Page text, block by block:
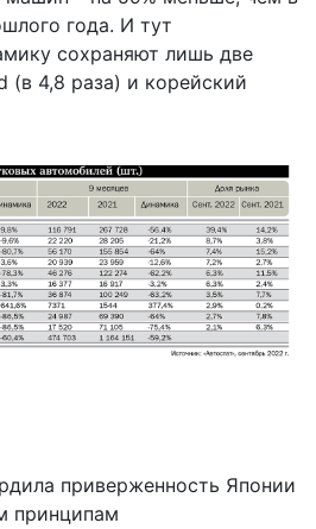
года. И тут
сохраняют лишь две
(в 4,8 раза) и корейский
приверженность Японии
принципам